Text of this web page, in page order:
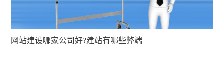
网站建设哪家公司好?建站有哪些弊端